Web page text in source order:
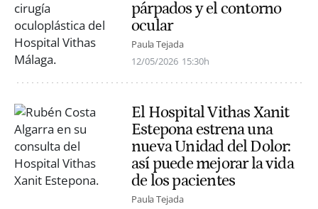
párpados y el contorno
ocular
Paula Tejada
12/05/2026 15:30h
El Hospital Vithas Xanit
Estepona estrena una
nueva Unidad del Dolor:
así puede mejorar la vida
de los pacientes
Paula Tejada